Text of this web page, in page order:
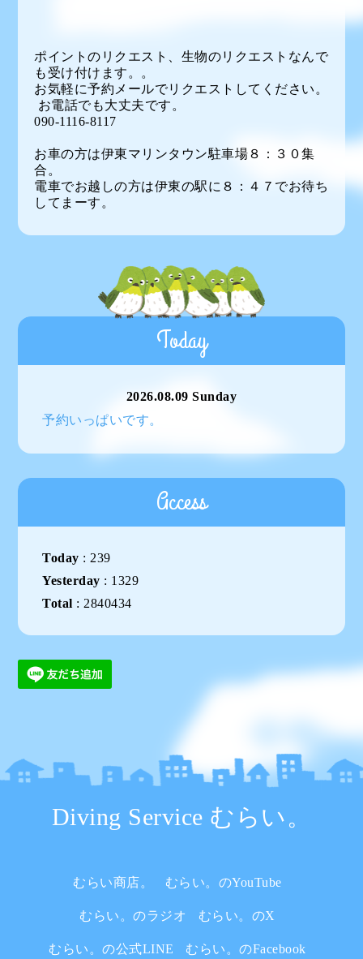
ポイントのリクエスト、生物のリクエストなんで
も受け付けます。。
お気軽に予約メールでリクエストしてください。
お電話でも大丈夫です。
090-1116-8117
お車の方は伊東マリンタウン駐車場８：３０集
合。
電車でお越しの方は伊東の駅に８：４７でお待ち
してまーす。
Today
2026.08.09 Sunday
予約いっぱいです。
Access
Today : 239
Yesterday : 1329
Total : 2840434
Diving Service むらい。
むらい商店。 むらい。のYouTube
むらい。のラジオ むらい。のX
むらい。の公式LINE むらい。のFacebook